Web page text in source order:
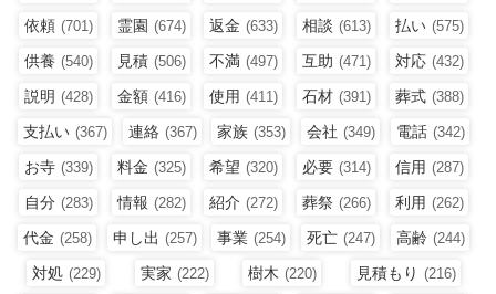
依頼 (701) 霊園 (674) 返金 (633) 相談 (613) 払い (575)
供養 (540) 見積 (506) 不満 (497) 互助 (471) 対応 (432)
説明 (428) 金額 (416) 使用 (411) 石材 (391) 葬式 (388)
支払い (367) 連絡 (367) 家族 (353) 会社 (349) 電話 (342)
お寺 (339) 料金 (325) 希望 (320) 必要 (314) 信用 (287)
自分 (283) 情報 (282) 紹介 (272) 葬祭 (266) 利用 (262)
代金 (258) 申し出 (257) 事業 (254) 死亡 (247) 高齢 (244)
対処 (229) 実家 (222) 樹木 (220) 見積もり (216)